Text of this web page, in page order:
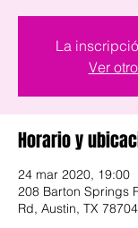
La
Ver
Horario y
24 mar 2020, 19:00
208 Barton Springs
Rd, Austin, TX